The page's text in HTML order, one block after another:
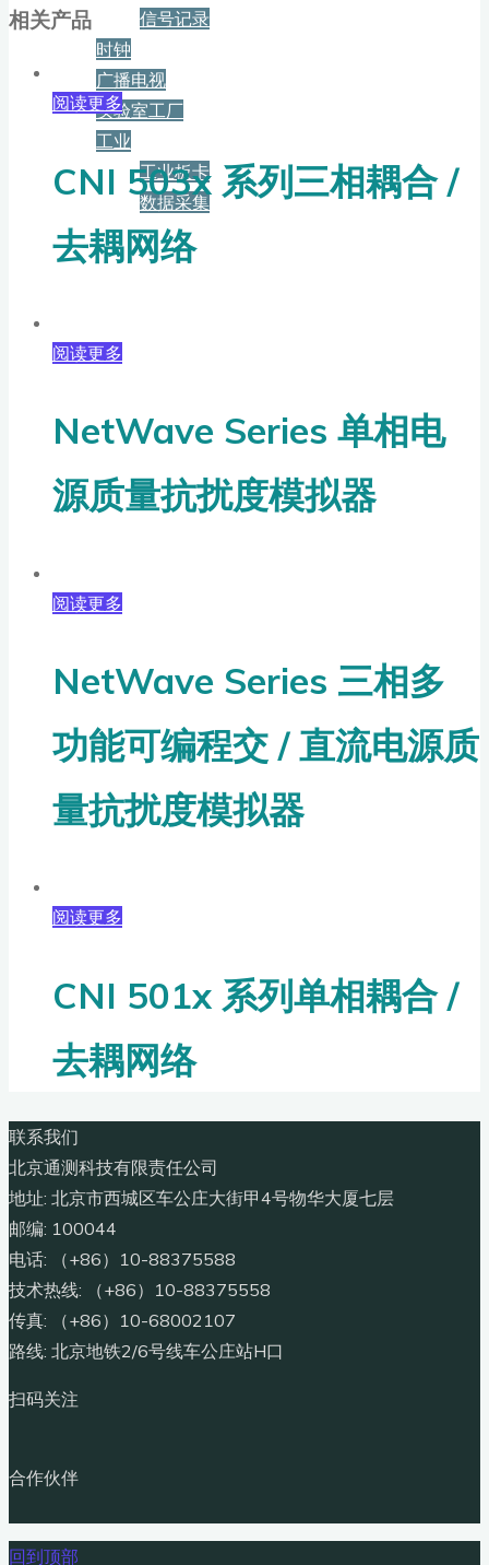
信号记录
时钟
广播电视
实验室工厂
工业
工业板卡
数据采集
服务+保障
资源下载
新闻
博客
相关产品
阅读更多
CNI 503x 系列三相耦合 /
去耦网络
阅读更多
NetWave Series 单相电
源质量抗扰度模拟器
阅读更多
NetWave Series 三相多
功能可编程交 / 直流电源质
量抗扰度模拟器
阅读更多
CNI 501x 系列单相耦合 /
去耦网络
联系我们
北京通测科技有限责任公司
地址: 北京市西城区车公庄大街甲4号物华大厦七层
邮编: 100044
电话: （+86）10-88375588
技术热线: （+86）10-88375558
传真: （+86）10-68002107
路线: 北京地铁2/6号线车公庄站H口
扫码关注
合作伙伴
回到顶部